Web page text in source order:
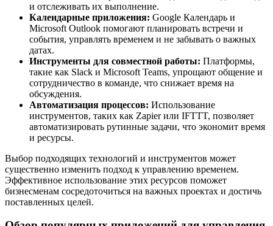
и отслеживать их выполнение.
Календарные приложения: Google Календарь и
Microsoft Outlook помогают планировать встречи и
события, управлять временем и не забывать о важных
датах.
Инструменты для совместной работы: Платформы,
такие как Slack и Microsoft Teams, упрощают общение и
сотрудничество в команде, что снижает время на
обсуждения.
Автоматизация процессов: Использование
инструментов, таких как Zapier или IFTTT, позволяет
автоматизировать рутинные задачи, что экономит время
и ресурсы.
Выбор подходящих технологий и инструментов может
существенно изменить подход к управлению временем.
Эффективное использование этих ресурсов поможет
бизнесменам сосредоточиться на важных проектах и достичь
поставленных целей.